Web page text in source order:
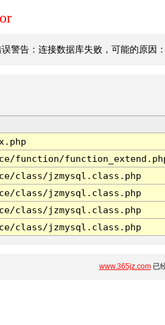
警告：连接数据库失败，可能的原因
function/
class/jzmysql.class.php
class/jzmysql.class.php
class/jzmysql.class.php
class/jzmysql.class.php
www.365jz.com已